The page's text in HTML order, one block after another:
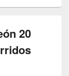
20